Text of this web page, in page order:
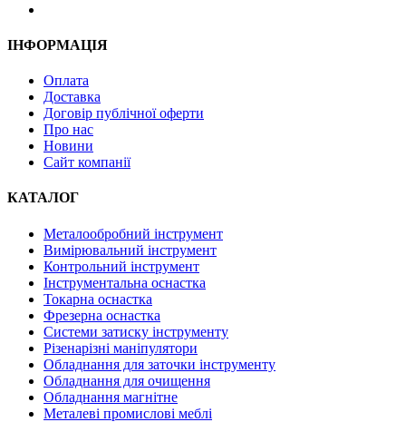
ІНФОРМАЦІЯ
Оплата
Доставка
Договір публічної оферти
Про нас
Новини
Сайт компанії
КАТАЛОГ
Металообробний інструмент
Вимірювальний інструмент
Контрольний інструмент
Інструментальна оснастка
Токарна оснастка
Фрезерна оснастка
Системи затиску інструменту
Різенарізні маніпулятори
Обладнання для заточки інструменту
Обладнання для очищення
Обладнання магнітне
Металеві промислові меблі